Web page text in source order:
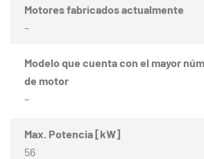
Motores fabricados actualmente
–
Modelo que cuenta con el mayor
de motor
–
Max. Potencia [kW]
56